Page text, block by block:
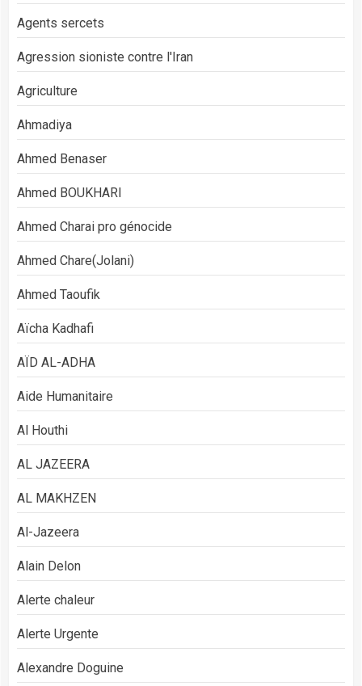
Agents sercets
Agression sioniste contre l'Iran
Agriculture
Ahmadiya
Ahmed Benaser
Ahmed BOUKHARI
Ahmed Charai pro génocide
Ahmed Chare(Jolani)
Ahmed Taoufik
Aïcha Kadhafi
AÏD AL-ADHA
Aide Humanitaire
Al Houthi
AL JAZEERA
AL MAKHZEN
Al-Jazeera
Alain Delon
Alerte chaleur
Alerte Urgente
Alexandre Doguine